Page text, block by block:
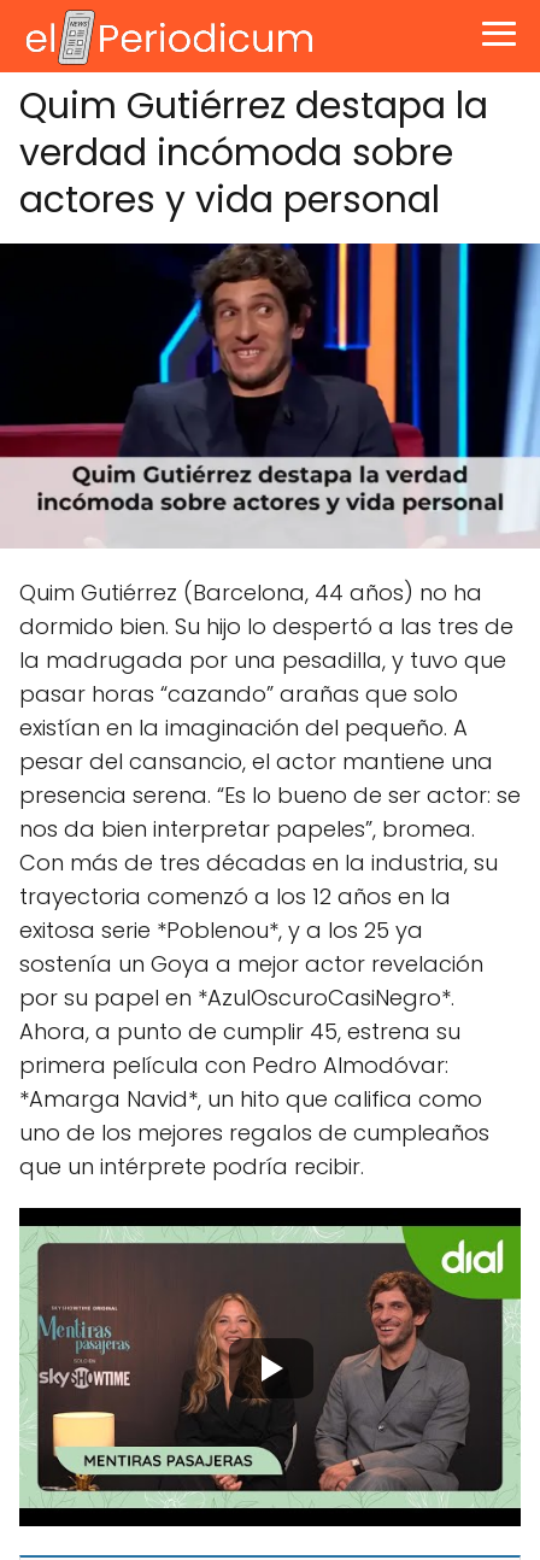
Quim Gutiérrez destapa la
verdad incómoda sobre
actores y vida personal
Quim Gutiérrez (Barcelona, 44 años) no ha
dormido bien. Su hijo lo despertó a las tres de
la madrugada por una pesadilla, y tuvo que
pasar horas “cazando” arañas que solo
existían en la imaginación del pequeño. A
pesar del cansancio, el actor mantiene una
presencia serena. “Es lo bueno de ser actor: se
nos da bien interpretar papeles”, bromea.
Con más de tres décadas en la industria, su
trayectoria comenzó a los 12 años en la
exitosa serie *Poblenou*, y a los 25 ya
sostenía un Goya a mejor actor revelación
por su papel en *AzulOscuroCasiNegro*.
Ahora, a punto de cumplir 45, estrena su
primera película con Pedro Almodóvar:
*Amarga Navid*, un hito que califica como
uno de los mejores regalos de cumpleaños
que un intérprete podría recibir.